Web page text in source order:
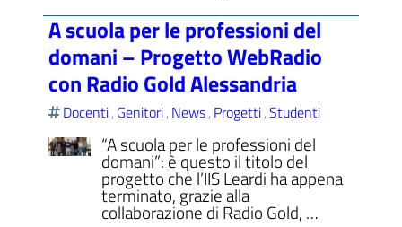
A scuola per le professioni del
domani – Progetto WebRadio
con Radio Gold Alessandria
Docenti, Genitori, News, Progetti,Studenti
“A scuola per le professioni del
domani”: è questo il titolo del
progetto che l’IIS Leardi ha appena
terminato, grazie alla
collaborazione di Radio Gold, …